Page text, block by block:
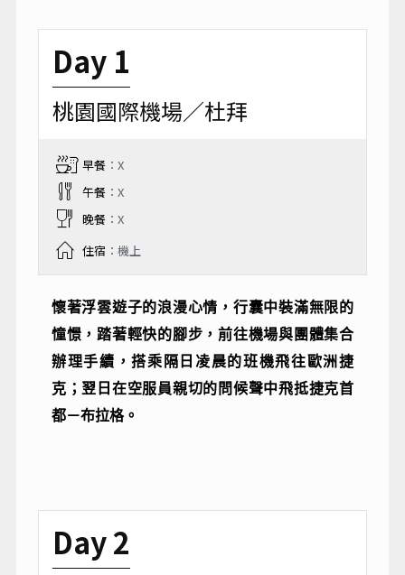
Day 1
桃園國際機場／杜拜
早餐：X
午餐：X
晚餐：X
住宿 ：機上
懷著浮雲遊子的浪漫心情，行囊中裝滿無限的
憧憬，踏著輕快的腳步，前往機場與團體集合
辦理手續，搭乘隔日凌晨的班機飛往歐洲捷
克；翌日在空服員親切的問候聲中飛抵捷克首
都－布拉格。
Day 2